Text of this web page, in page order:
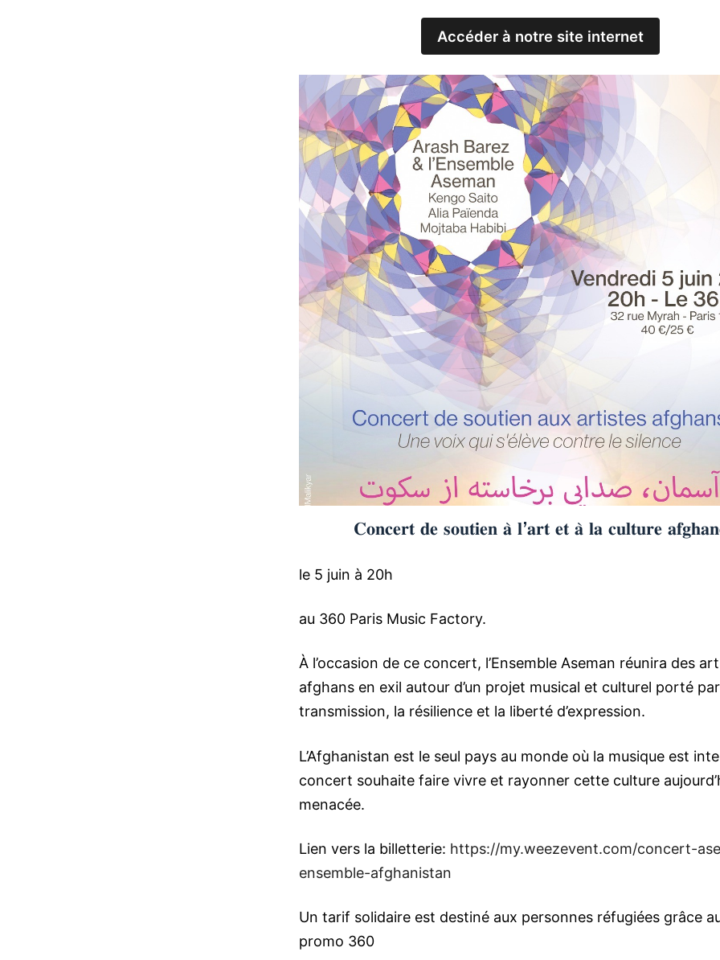
Accéder à notre site internet
𝐂𝐨𝐧𝐜𝐞𝐫𝐭 𝐝𝐞 𝐬𝐨𝐮𝐭𝐢𝐞𝐧 𝐚̀ 𝐥’𝐚𝐫𝐭 𝐞𝐭 𝐚̀ 𝐥𝐚 𝐜𝐮𝐥𝐭𝐮𝐫𝐞
le 5 juin à 20h
au 360 Paris Music Factory.
À l’occasion de ce concert, l’Ensemble Aseman réunira des
afghans en exil autour d’un projet musical et culturel porté
transmission, la résilience et la liberté d’expression.
L’Afghanistan est le seul pays au monde où la musique est
concert souhaite faire vivre et rayonner cette culture
menacée.
Lien vers la billetterie: https://my.weezevent.com/concert-
ensemble-afghanistan
Un tarif solidaire est destiné aux personnes réfugiées grâce
promo 360